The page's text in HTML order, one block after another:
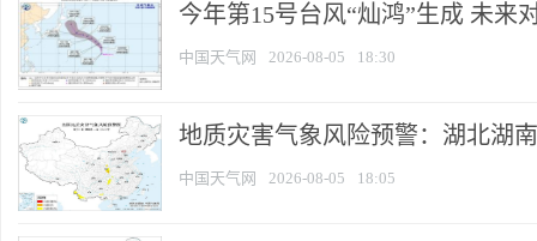
今年第15号台风“灿鸿”生成 未来
中国天气网 2026-08-05 18:30
地质灾害气象风险预警：湖北湖
中国天气网 2026-08-05 18:05